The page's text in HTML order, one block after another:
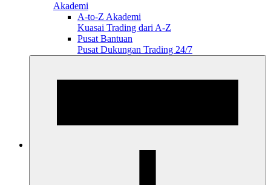
Akademi
A-to-Z Akademi
Kuasai Trading dari A-Z
Pusat Bantuan
Pusat Dukungan Trading 24/7